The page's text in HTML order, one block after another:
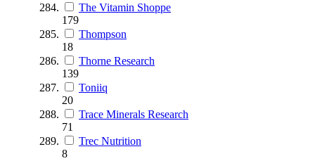
The Vitamin Shoppe
179
Thompson
18
Thorne Research
139
Toniiq
20
Trace Minerals Research
71
Trec Nutrition
8